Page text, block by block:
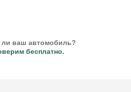
ваш автомобиль?
бесплатно.